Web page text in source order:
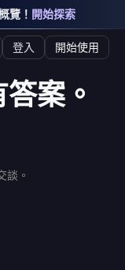
覽！ 開始探索
登入 開始使用
案。
談。